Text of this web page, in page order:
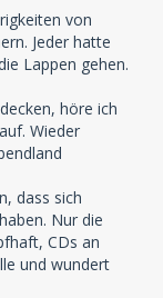
von
Jeder hatte
Lappen gehen.
höre ich
Wieder
dass sich
Nur die
CDs an
und wundert